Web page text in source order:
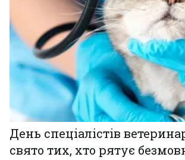
День спеціалістів
свято тих, хто рятує